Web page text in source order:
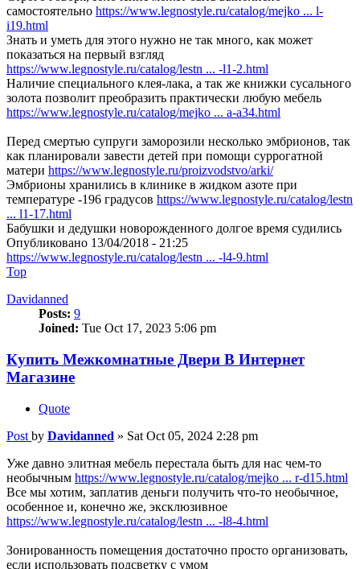
самостоятельно https://www.legnostyle.ru/catalog/mejko ... l-
i19.html
Знать и уметь для этого нужно не так много, как может
показаться на первый взгляд
https://www.legnostyle.ru/catalog/lestn ... -l1-2.html
Наличие специального клея-лака, а так же книжки сусального
золота позволит преобразить практически любую мебель
https://www.legnostyle.ru/catalog/mejko ... a-a34.html
Перед смертью супруги заморозили несколько эмбрионов, так
как планировали завести детей при помощи суррогатной
матери https://www.legnostyle.ru/proizvodstvo/arki/
Эмбрионы хранились в клинике в жидком азоте при
температуре -196 градусов https://www.legnostyle.ru/catalog/lestn
... l1-17.html
Бабушки и дедушки новорожденного долгое время судились
Опубликовано 13/04/2018 - 21:25
https://www.legnostyle.ru/catalog/lestn ... -l4-9.html
Top
Davidanned
Posts: 9
Joined: Tue Oct 17, 2023 5:06 pm
Купить Межкомнатные Двери В Интернет
Магазине
Quote
Post by Davidanned » Sat Oct 05, 2024 2:28 pm
Уже давно элитная мебель перестала быть для нас чем-то
необычным https://www.legnostyle.ru/catalog/mejko ... r-d15.html
Все мы хотим, заплатив деньги получить что-то необычное,
особенное и, конечно же, эксклюзивное
https://www.legnostyle.ru/catalog/lestn ... -l8-4.html
Зонированность помещения достаточно просто организовать,
если использовать подсветку с умом